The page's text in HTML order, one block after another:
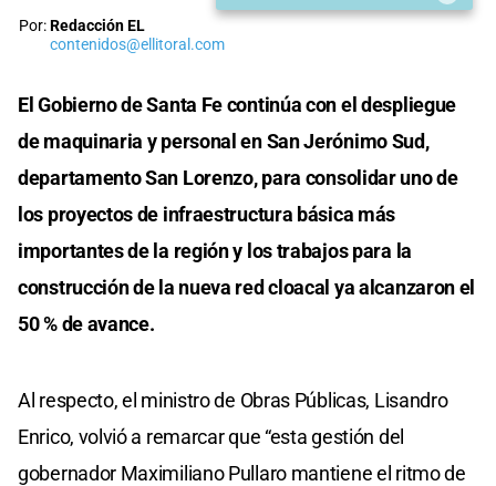
Por:Redacción EL
contenidos@ellitoral.com
El Gobierno de Santa Fe continúa con el despliegue
de maquinaria y personal en San Jerónimo Sud,
departamento San Lorenzo, para consolidar uno de
los proyectos de infraestructura básica más
importantes de la región y los trabajos para la
construcción de la nueva red cloacal ya alcanzaron el
50 % de avance.
Al respecto, el ministro de Obras Públicas, Lisandro
Enrico, volvió a remarcar que “esta gestión del
gobernador Maximiliano Pullaro mantiene el ritmo de